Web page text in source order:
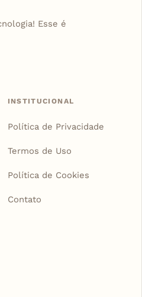
Esse é
INSTITUCIONAL
Política de Privacidade
Termos de Uso
Política de Cookies
Contato